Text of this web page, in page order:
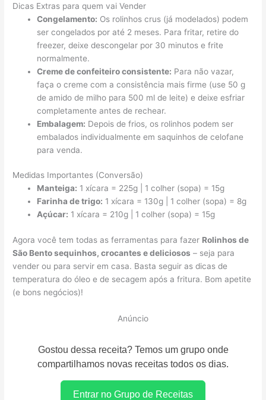
Dicas Extras para quem vai Vender
Congelamento: Os rolinhos crus (já modelados) podem
ser congelados por até 2 meses. Para fritar, retire do
freezer, deixe descongelar por 30 minutos e frite
normalmente.
Creme de confeiteiro consistente: Para não vazar,
faça o creme com a consistência mais firme (use 50 g
de amido de milho para 500 ml de leite) e deixe esfriar
completamente antes de rechear.
Embalagem: Depois de frios, os rolinhos podem ser
embalados individualmente em saquinhos de celofane
para venda.
Medidas Importantes (Conversão)
Manteiga: 1 xícara = 225g | 1 colher (sopa) = 15g
Farinha de trigo: 1 xícara = 130g | 1 colher (sopa) = 8g
Açúcar: 1 xícara = 210g | 1 colher (sopa) = 15g
Agora você tem todas as ferramentas para fazer Rolinhos de
São Bento sequinhos, crocantes e deliciosos – seja para
vender ou para servir em casa. Basta seguir as dicas de
temperatura do óleo e de secagem após a fritura. Bom apetite
(e bons negócios)!
Anúncio
Gostou dessa receita? Temos um grupo onde
compartilhamos novas receitas todos os dias.
Entrar no Grupo de Receitas